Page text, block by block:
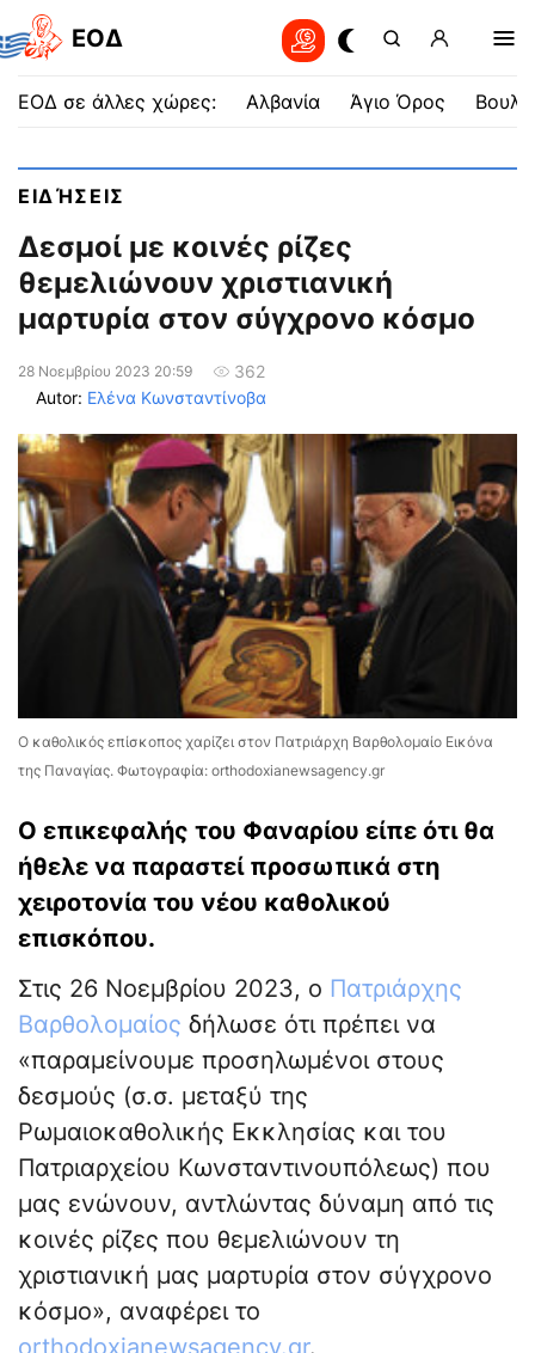
EOΔ
ΕΟΔ σε άλλες χώρες: Αλβανία Άγιο Όρος
ΕΙΔΉΣΕΙΣ
Δεσμοί με κοινές ρίζες
θεμελιώνουν χριστιανική
μαρτυρία στον σύγχρονο κόσμο
28 Νοεμβρίου 2023 20:59
362
Autor: Ελένα Κωνσταντίνοβα
Ο καθολικός επίσκοπος χαρίζει στον Πατριάρχη Βαρθολομαίο Εικόνα
της Παναγίας. Φωτογραφία: orthodoxianewsagency.gr
Ο επικεφαλής του Φαναρίου είπε ότι θα
ήθελε να παραστεί προσωπικά στη
χειροτονία του νέου καθολικού
επισκόπου.
Στις 26 Νοεμβρίου 2023, ο Πατριάρχης
Βαρθολομαίος δήλωσε ότι πρέπει να
«παραμείνουμε προσηλωμένοι στους
δεσμούς (σ.σ. μεταξύ της
Ρωμαιοκαθολικής Εκκλησίας και του
Πατριαρχείου Κωνσταντινουπόλεως) που
μας ενώνουν, αντλώντας δύναμη από τις
κοινές ρίζες που θεμελιώνουν τη
χριστιανική μας μαρτυρία στον σύγχρονο
κόσμο», αναφέρει το